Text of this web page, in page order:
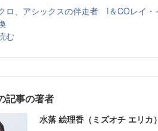
ロ、アシックスの伴走者 I＆COレイ・
む
記事の著者
水落 絵理香（ミズオチ エリカ）